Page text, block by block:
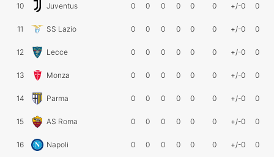
10 Juventus 0 0 0 0 0 0 +/-0 0
11 SS Lazio 0 0 0 0 0 0 +/-0 0
12 Lecce 0 0 0 0 0 0 +/-0 0
13 Monza 0 0 0 0 0 0 +/-0 0
14 Parma 0 0 0 0 0 0 +/-0 0
15 AS Roma 0 0 0 0 0 0 +/-0 0
16 Napoli 0 0 0 0 0 0 +/-0 0